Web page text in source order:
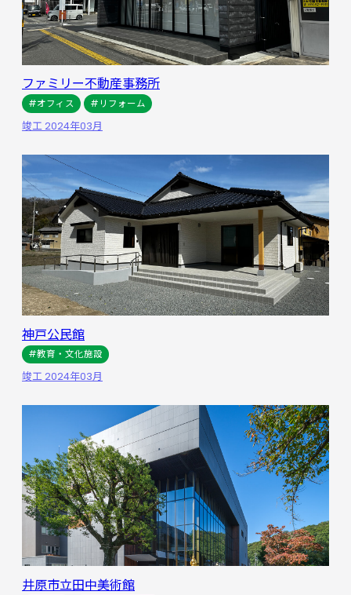
ファミリー不動産事務所
#オフィス #リフォーム
竣工 2024年03月
神戸公民館
#教育・文化施設
竣工 2024年03月
井原市立田中美術館